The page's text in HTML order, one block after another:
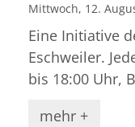
Mittwoch, 12.
Eine Initiative
Eschweiler.
bis 18:00 Uhr,
mehr +